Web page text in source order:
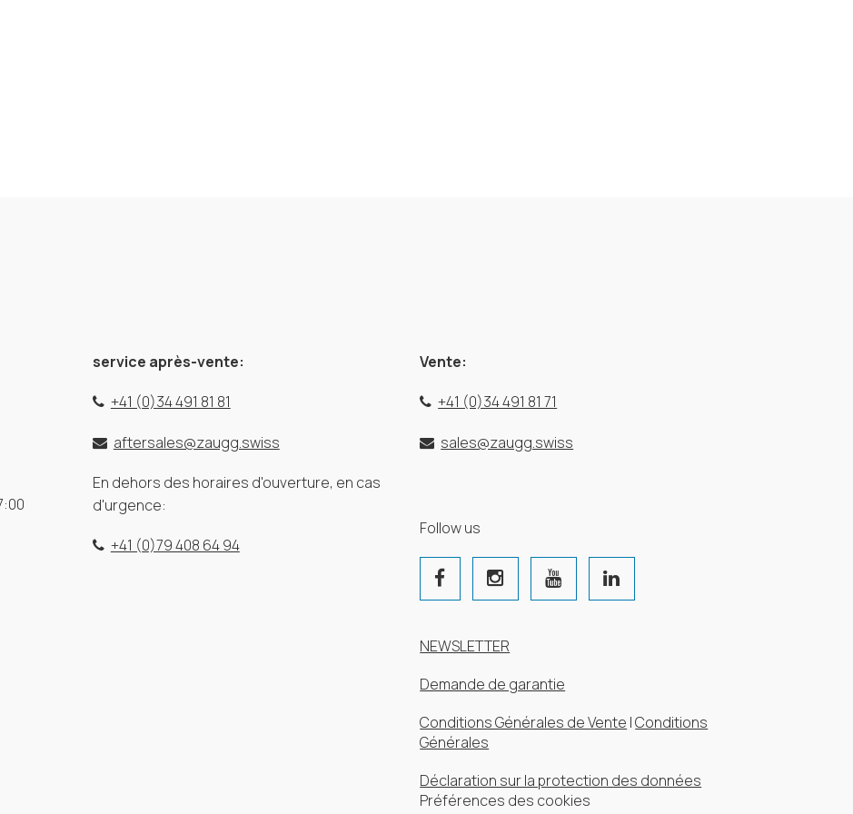
service après-vente:
+41 (0)34 491 81 81
aftersales@zaugg.swiss
En dehors des horaires d'ouverture, en cas
d'urgence:
+41 (0)79 408 64 94
Vente:
+41 (0)34 491 81 71
sales@zaugg.swiss
Follow us
NEWSLETTER
Demande de garantie
Conditions Générales de Vente |Conditions
Générales
Déclaration sur la protection des données
Préférences des cookies